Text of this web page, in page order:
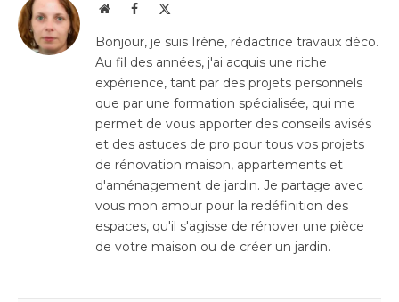
WebsiteFacebook
Bonjour, je suis Irène, rédactrice travaux déco.
Au fil des années, j'ai acquis une riche
expérience, tant par des projets personnels
que par une formation spécialisée, qui me
permet de vous apporter des conseils avisés
et des astuces de pro pour tous vos projets
de rénovation maison, appartements et
d'aménagement de jardin. Je partage avec
vous mon amour pour la redéfinition des
espaces, qu'il s'agisse de rénover une pièce
de votre maison ou de créer un jardin.